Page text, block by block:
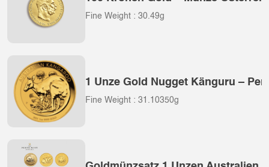
Fine Weight : 30.49g
1 Unze Gold Nugget Känguru –
Fine Weight : 31.10350g